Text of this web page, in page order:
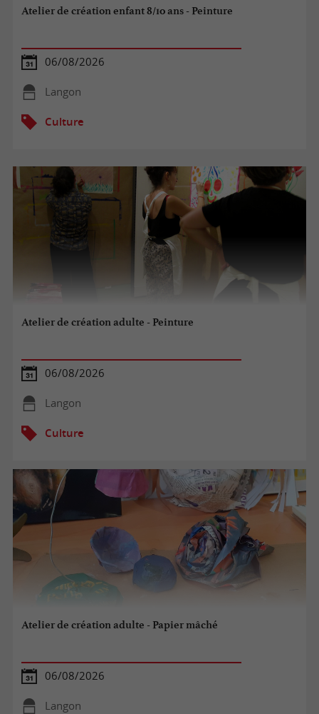
Atelier de création enfant 8/10 ans - Peinture
06/08/2026
Langon
Culture
Atelier de création adulte - Peinture
06/08/2026
Langon
Culture
Atelier de création adulte - Papier mâché
06/08/2026
Langon